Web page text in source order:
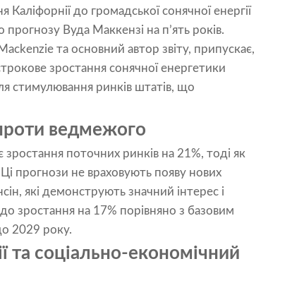
до громадської сонячної енергії
Вуда Маккензі на п’ять років.
та основний автор звіту, припускає,
зростання сонячної енергетики
стимулювання ринків штатів, що
ведмежого
зростання поточних ринків на 21%, тоді як
прогнози не враховують появу нових
які демонструють значний інтерес і
зростання на 17% порівняно з базовим
2029 року.
та соціально-економічний